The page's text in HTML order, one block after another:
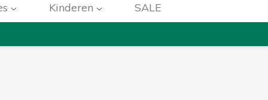
Kinderen SALE